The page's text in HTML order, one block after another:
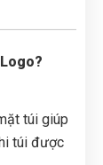
túi giúp
túi được